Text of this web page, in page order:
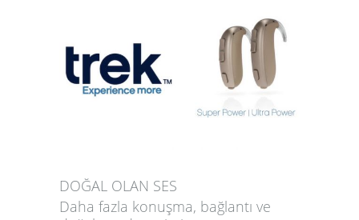
DOĞAL OLAN SES
Daha fazla konuşma, bağlantı ve